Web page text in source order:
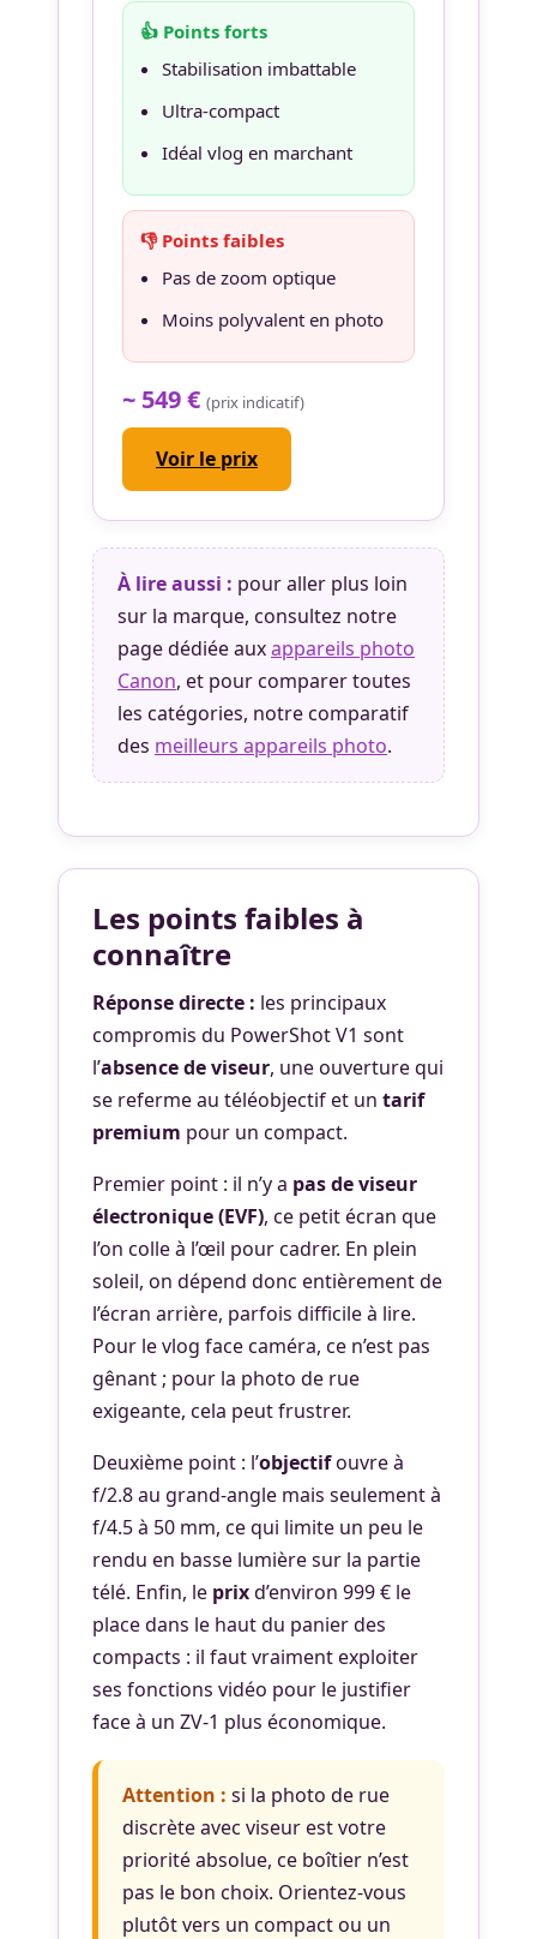
👍 Points forts
Stabilisation imbattable
Ultra-compact
Idéal vlog en marchant
👎 Points faibles
Pas de zoom optique
Moins polyvalent en photo
~ 549 € (prix indicatif)
Voir le prix
À lire aussi : pour aller plus loin
sur la marque, consultez notre
page dédiée auxappareils photo
Canon, et pour comparer toutes
les catégories, notre comparatif
des meilleurs appareils photo.
Les points faibles à
connaître
Réponse directe : les principaux
compromis du PowerShot V1 sont
l’absence de viseur, une ouverture qui
se referme au téléobjectif et un tarif
premium pour un compact.
Premier point : il n’y a pas de viseur
électronique (EVF), ce petit écran que
l’on colle à l’œil pour cadrer. En plein
soleil, on dépend donc entièrement de
l’écran arrière, parfois difficile à lire.
Pour le vlog face caméra, ce n’est pas
gênant ; pour la photo de rue
exigeante, cela peut frustrer.
Deuxième point : l’objectifouvre à
f/2.8 au grand-angle mais seulement à
f/4.5 à 50 mm, ce qui limite un peu le
rendu en basse lumière sur la partie
télé. Enfin, le prixd’environ 999 € le
place dans le haut du panier des
compacts : il faut vraiment exploiter
ses fonctions vidéo pour le justifier
face à un ZV-1 plus économique.
Attention : si la photo de rue
discrète avec viseur est votre
priorité absolue, ce boîtier n’est
pas le bon choix. Orientez-vous
plutôt vers un compact ou un